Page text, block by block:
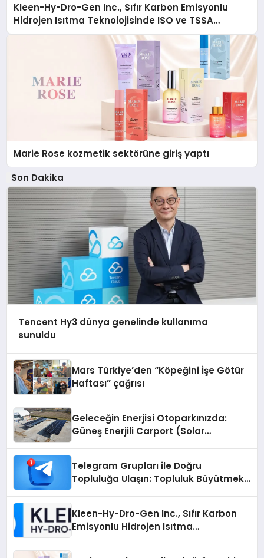
Kleen-Hy-Dro-Gen Inc., Sıfır Karbon Emisyonlu
Hidrojen Isıtma Teknolojisinde ISO ve TSSA
Düzenleyici Onaylarını Aldı
Marie Rose kozmetik sektörüne giriş yaptı
Son Dakika
Tencent Hy3 dünya genelinde kullanıma
sunuldu
Mars Türkiye’den “Köpeğini İşe Götür
Haftası” çağrısı
Geleceğin Enerjisi Otoparkınızda:
Güneş Enerjili Carport (Solar
Telegram Grupları ile Doğru
Topluluğa Ulaşın: Topluluk Büyütmek
Kleen-Hy-Dro-Gen Inc., Sıfır Karbon
Emisyonlu Hidrojen Isıtma